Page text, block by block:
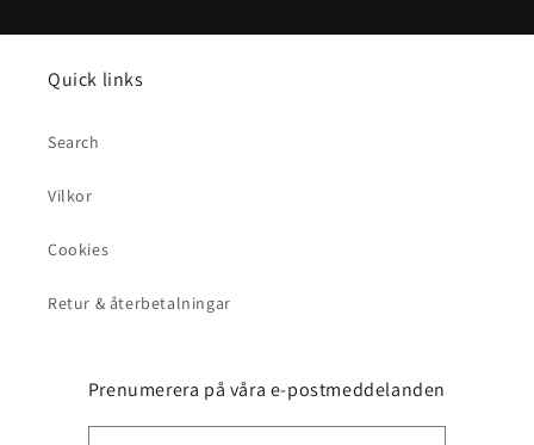
Quick links
Search
Vilkor
Cookies
Retur & återbetalningar
Prenumerera på våra e-postmeddelanden